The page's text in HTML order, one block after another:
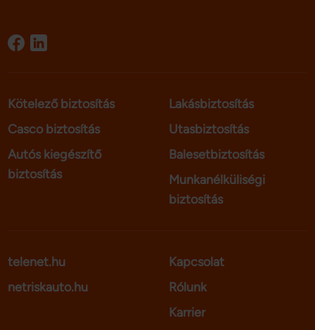
Kötelező biztosítás
Casco biztosítás
Autós kiegészítő
biztosítás
Lakásbiztosítás
Utasbiztosítás
Balesetbiztosítás
Munkanélküliségi
biztosítás
telenet.hu
netriskauto.hu
Kapcsolat
Rólunk
Karrier